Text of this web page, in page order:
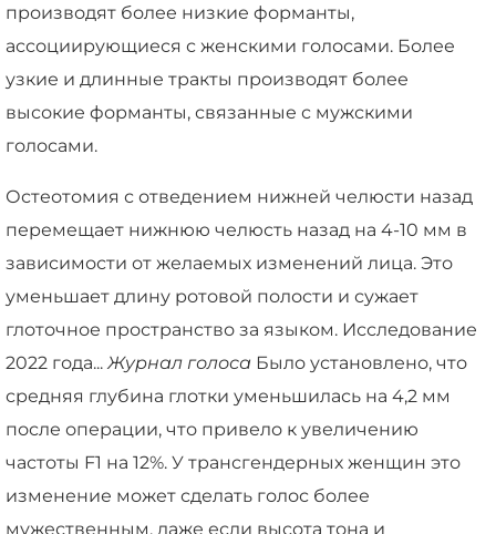
производят более низкие форманты,
ассоциирующиеся с женскими голосами. Более
узкие и длинные тракты производят более
высокие форманты, связанные с мужскими
голосами.
Остеотомия с отведением нижней челюсти назад
перемещает нижнюю челюсть назад на 4-10 мм в
зависимости от желаемых изменений лица. Это
уменьшает длину ротовой полости и сужает
глоточное пространство за языком. Исследование
2022 года...Журнал голоса Было установлено, что
средняя глубина глотки уменьшилась на 4,2 мм
после операции, что привело к увеличению
частоты F1 на 12%. У трансгендерных женщин это
изменение может сделать голос более
мужественным, даже если высота тона и